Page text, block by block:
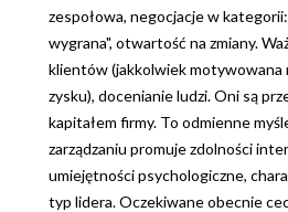
zespołowa, negocjacje w
wygrana", otwartość na zmiany.
klientów (jakkolwiek motywowana
zysku), docenianie ludzi. Oni są
kapitałem firmy. To odmienne
zarządzaniu promuje zdolności
umiejętności psychologiczne,
typ lidera. Oczekiwane obecnie